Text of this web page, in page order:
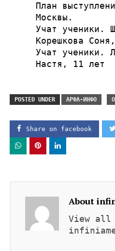
План
Москвы.
Учат ученики.
Корешкова
Учат ученики.
Настя, 11 лет
POSTED UNDER АРФА-ИНФО
Share on facebook
About
View all